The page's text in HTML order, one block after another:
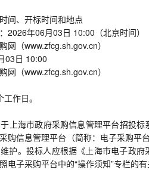
间、开标时间和地点
2026年06月03日 10:00（北京时间）
网（www.zfcg.sh.gov.cn）
03日 10:00
网（www.zfcg.sh.gov.cn）
作日。
上海市政府采购信息管理平台招投
购信息管理平台（简称：电子采购平
护。投标人应根据《上海市电子政
电子采购平台中的“操作须知”专栏的有